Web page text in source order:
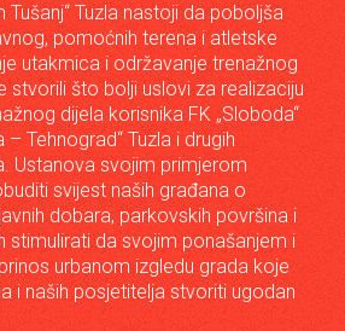
Tušanj“ Tuzla nastoji da poboljša
pomoćnih terena i atletske
utakmica i održavanje trenažnog
stvorili što bolji uslovi za realizaciju
dijela korisnika FK „Sloboda“
– Tehnograd“ Tuzla i drugih
Ustanova svojim primjerom
svijest naših građana o
dobara, parkovskih površina i
stimulirati da svojim ponašanjem i
urbanom izgledu grada koje
i naših posjetitelja stvoriti ugodan